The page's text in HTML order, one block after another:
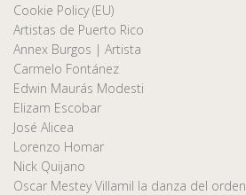
Cookie Policy (EU)
Artistas de Puerto Rico
Annex Burgos | Artista
Carmelo Fontánez
Edwin Maurás Modesti
Elizam Escobar
José Alicea
Lorenzo Homar
Nick Quijano
Oscar Mestey Villamil la danza del orden